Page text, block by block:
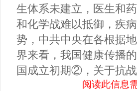
生体系未建立，医生和
和化学战难以抵御，疾
势，中共中央在各根据
界来看，我国健康传播
国成立初期②，关于抗
阅读此信息